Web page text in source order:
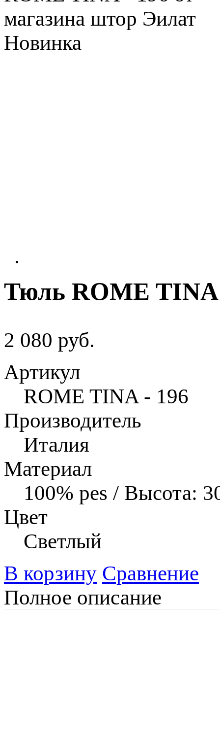
Новинка
Тюль ROME TINA
2 080 руб.
Артикул
ROME TINA - 196
Производитель
Италия
Материал
100% pes / Высота:
Цвет
Светлый
В корзину Сравнение
Полное описание